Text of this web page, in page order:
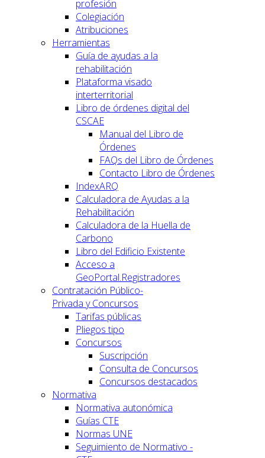
profesión
Colegiación
Atribuciones
Herramientas
Guía de ayudas a la
rehabilitación
Plataforma visado
interterritorial
Libro de órdenes digital del
CSCAE
Manual del Libro de
Órdenes
FAQs del Libro de Órdenes
Contacto Libro de Órdenes
IndexARQ
Calculadora de Ayudas a la
Rehabilitación
Calculadora de la Huella de
Carbono
Libro del Edificio Existente
Acceso a
GeoPortal.Registradores
Contratación Público-
Privada y Concursos
Tarifas públicas
Pliegos tipo
Concursos
Suscripción
Consulta de Concursos
Concursos destacados
Normativa
Normativa autonómica
Guías CTE
Normas UNE
Seguimiento de Normativo -